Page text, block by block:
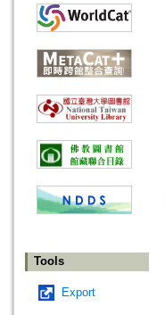
Tools
Export